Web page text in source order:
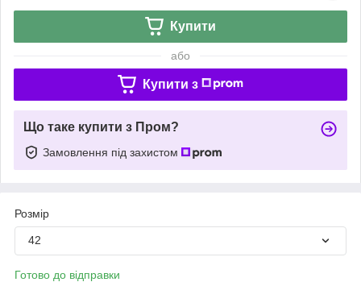
Купити
або
Купити з
Що таке купити з Пром?
Замовлення під захистом
Розмір
42
Готово до відправки